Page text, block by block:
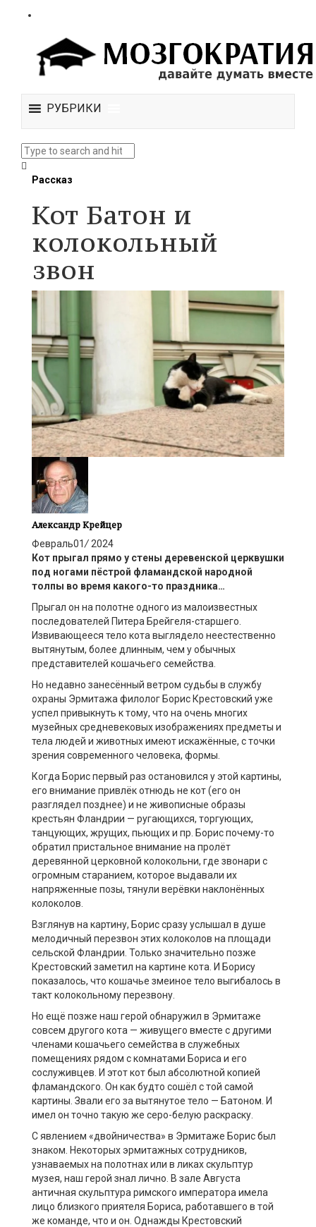
РУБРИКИ
Рассказ
Кот Батон и
колокольный
звон
Александр Крейцер
Февраль01/ 2024
Кот прыгал прямо у стены деревенской церквушки
под ногами пёстрой фламандской народной
толпы во время какого-то праздника…
Прыгал он на полотне одного из малоизвестных
последователей Питера Брейгеля-старшего.
Извивающееся тело кота выглядело неестественно
вытянутым, более длинным, чем у обычных
представителей кошачьего семейства.
Но недавно занесённый ветром судьбы в службу
охраны Эрмитажа филолог Борис Крестовский уже
успел привыкнуть к тому, что на очень многих
музейных средневековых изображениях предметы и
тела людей и животных имеют искажённые, с точки
зрения современного человека, формы.
Когда Борис первый раз остановился у этой картины,
его внимание привлёк отнюдь не кот (его он
разглядел позднее) и не живописные образы
крестьян Фландрии — ругающихся, торгующих,
танцующих, жрущих, пьющих и пр. Борис почему-то
обратил пристальное внимание на пролёт
деревянной церковной колокольни, где звонари с
огромным старанием, которое выдавали их
напряженные позы, тянули верёвки наклонённых
колоколов.
Взглянув на картину, Борис сразу услышал в душе
мелодичный перезвон этих колоколов на площади
сельской Фландрии. Только значительно позже
Крестовский заметил на картине кота. И Борису
показалось, что кошачье змеиное тело выгибалось в
такт колокольному перезвону.
Но ещё позже наш герой обнаружил в Эрмитаже
совсем другого кота — живущего вместе с другими
членами кошачьего семейства в служебных
помещениях рядом с комнатами Бориса и его
сослуживцев. И этот кот был абсолютной копией
фламандского. Он как будто сошёл с той самой
картины. Звали его за вытянутое тело — Батоном. И
имел он точно такую же серо-белую раскраску.
C явлением «двойничества» в Эрмитаже Борис был
знаком. Некоторых эрмитажных сотрудников,
узнаваемых на полотнах или в ликах скульптур
музея, наш герой знал лично. В зале Августа
античная скульптура римского императора имела
лицо близкого приятеля Бориса, работавшего в той
же команде, что и он. Однажды Крестовский